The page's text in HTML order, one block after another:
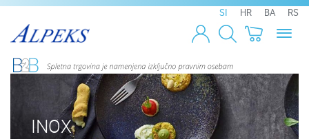
SI HR BA
RS
Toggle
INOX